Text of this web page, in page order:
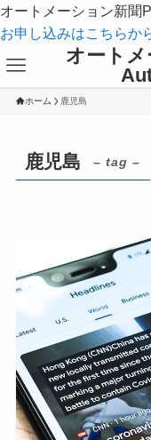
オートメーション新聞
お申し込みはこちらか
オート
ホーム 鹿児島
鹿児島 – tag –